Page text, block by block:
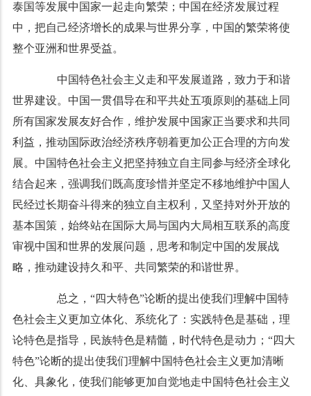
泰国等发展中国家一起走向繁荣；中国在经济发展过程
中，把自己经济增长的成果与世界分享，中国的繁荣将使
整个亚洲和世界受益。
中国特色社会主义走和平发展道路，致力于和谐
世界建设。中国一贯倡导在和平共处五项原则的基础上同
所有国家发展友好合作，维护发展中国家正当要求和共同
利益，推动国际政治经济秩序朝着更加公正合理的方向发
展。中国特色社会主义把坚持独立自主同参与经济全球化
结合起来，强调我们既高度珍惜并坚定不移地维护中国人
民经过长期奋斗得来的独立自主权利，又坚持对外开放的
基本国策，始终站在国际大局与国内大局相互联系的高度
审视中国和世界的发展问题，思考和制定中国的发展战
略，推动建设持久和平、共同繁荣的和谐世界。
总之，“四大特色”论断的提出使我们理解中国特
色社会主义更加立体化、系统化了：实践特色是基础，理
论特色是指导，民族特色是精髓，时代特色是动力；“四大
特色”论断的提出使我们理解中国特色社会主义更加清晰
化、具象化，使我们能够更加自觉地走中国特色社会主义